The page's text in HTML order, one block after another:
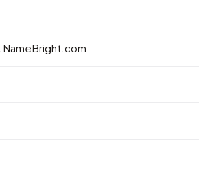
NameBright.com